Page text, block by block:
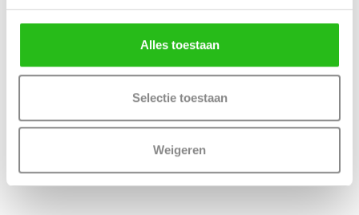
Alles toestaan
Selectie toestaan
Weigeren
Reverse Osmose